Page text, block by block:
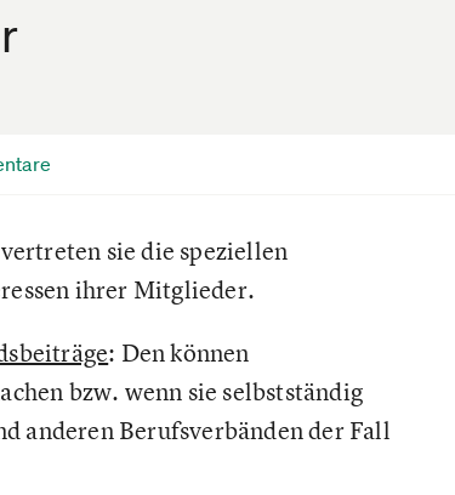
sie die speziellen
ihrer Mitglieder.
: Den können
bzw. wenn sie selbstständig
anderen Berufsverbänden der Fall